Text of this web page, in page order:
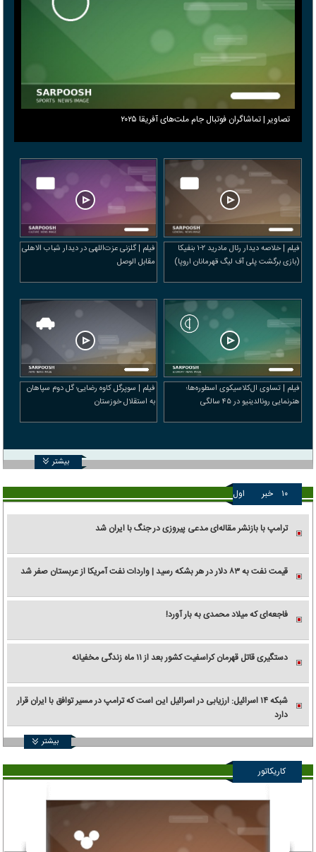
تصاویر | تماشاگران فوتبال جام ملت‌های آفریقا ۲۰۲۵
فیلم | خلاصه دیدار رئال مادرید ۲-۱ بنفیکا
(بازی برگشت پلی آف لیگ قهرمانان اروپا)
فیلم | گلزنی عزت‌اللهی در دیدار شباب الاهلی
مقابل الوصل
فیلم | تساوی ال‌کلاسیکوی اسطوره‌ها؛
هنرنمایی رونالدینیو در ۴۵ سالگی
فیلم | سوپرگل کاوه رضایی؛ گل دوم سپاهان
به استقلال خوزستان
بیشتر
۱۰ خبر اول
ترامپ با بازنشر مقاله‌ای مدعی پیروزی در جنگ با ایران شد
قیمت نفت به ۸۳ دلار در هر بشکه رسید | واردات نفت آمریکا از عربستان صفر شد
فاجعه‌ای که میلاد محمدی به بار آورد!
دستگیری قاتل قهرمان کراسفیت کشور بعد از ۱۱ ماه زندگی مخفیانه
شبکه ۱۴ اسرائیل: ارزیابی در اسرائیل این است که ترامپ در مسیر توافق با ایران قرار
دارد
بیشتر
کاریکاتور